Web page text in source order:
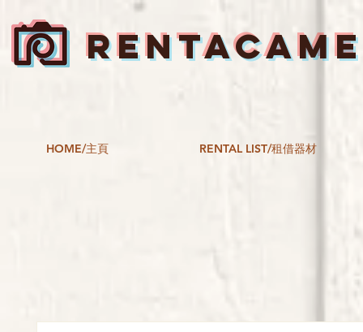
HOME/主頁 RENTAL LIST/租借器材